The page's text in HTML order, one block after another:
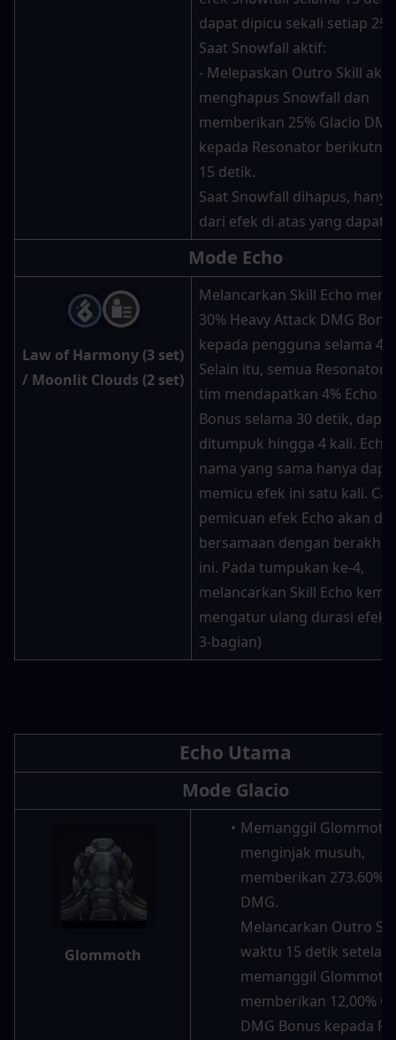
dapat dipicu sekali setiap 25
Saat Snowfall aktif:
- Melepaskan Outro Skill
menghapus Snowfall dan
memberikan 25% Glacio
kepada Resonator
15 detik.
Saat Snowfall dihapus,
dari efek di atas yang dapat
Mode Echo
Law of Harmony (3 set)
/ Moonlit Clouds (2 set)
Melancarkan Skill Echo
30% Heavy Attack DMG
kepada pengguna selama 4
Selain itu, semua Resonator
tim mendapatkan 4% Echo
Bonus selama 30 detik, dapat
ditumpuk hingga 4 kali.
nama yang sama hanya
memicu efek ini satu kali.
pemicuan efek Echo akan
bersamaan dengan
ini. Pada tumpukan ke-4,
melancarkan Skill Echo
mengatur ulang durasi efek
3-bagian)
Echo Utama
Mode Glacio
Glommoth
Memanggil
menginjak musuh,
memberikan 273.60%
DMG.
Melancarkan Outro
waktu 15 detik setelah
memanggil Glommoth
memberikan 12,00%
DMG Bonus kepada